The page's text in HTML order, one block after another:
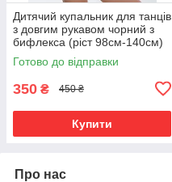
Дитячий купальник для танців
з довгим рукавом чорний з
бифлекса (ріст 98см-140см)
Готово до відправки
350 ₴ 450 ₴
Купити
Про нас